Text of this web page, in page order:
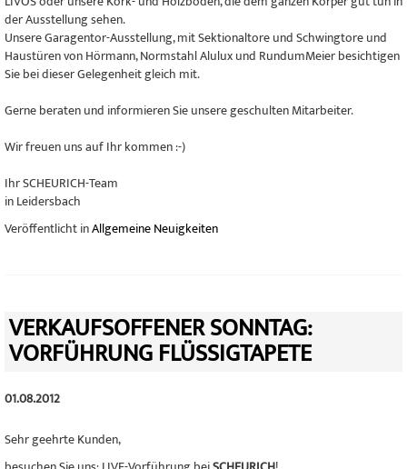
der Ausstellung sehen.
Unsere Garagentor-Ausstellung, mit Sektionaltore und Schwingtore und
Haustüren von Hörmann, Normstahl Alulux und RundumMeier besichtigen
Sie bei dieser Gelegenheit gleich mit.
Gerne beraten und informieren Sie unsere geschulten Mitarbeiter.
Wir freuen uns auf Ihr kommen :-)
Ihr SCHEURICH-Team
in Leidersbach
Veröffentlicht inAllgemeine Neuigkeiten
VERKAUFSOFFENER SONNTAG:
VORFÜHRUNG FLÜSSIGTAPETE
01.08.2012
Sehr geehrte Kunden,